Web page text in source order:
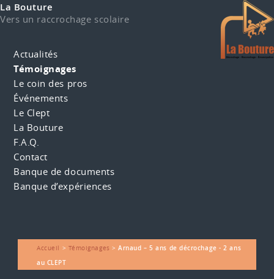
La Bouture
Vers un raccrochage scolaire
Actualités
Témoignages
Le coin des pros
Événements
Le Clept
La Bouture
F.A.Q.
Contact
Banque de documents
Banque d’expériences
Accueil > Témoignages >Arnaud – 5 ans de décrochage - 2 ans
au CLEPT